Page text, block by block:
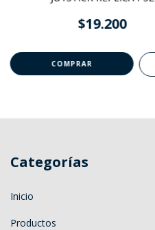
$19.200
Categorías
Inicio
Productos